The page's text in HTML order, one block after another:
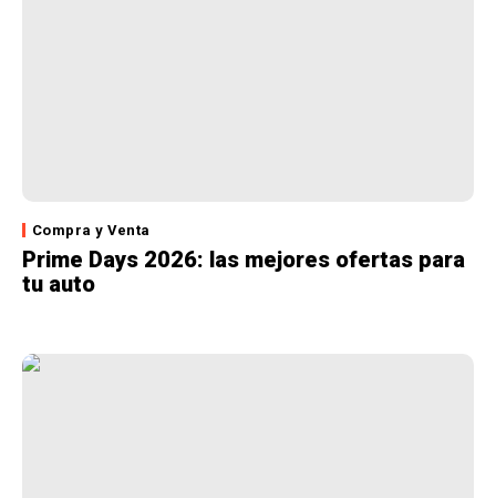
Compra y Venta
Prime Days 2026: las mejores ofertas para
tu auto